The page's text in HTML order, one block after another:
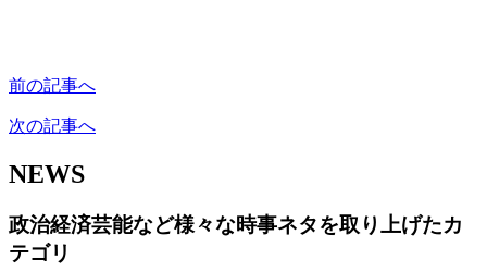
前の記事へ
次の記事へ
NEWS
政治経済芸能など様々な時事ネタを取り上げたカ
テゴリ